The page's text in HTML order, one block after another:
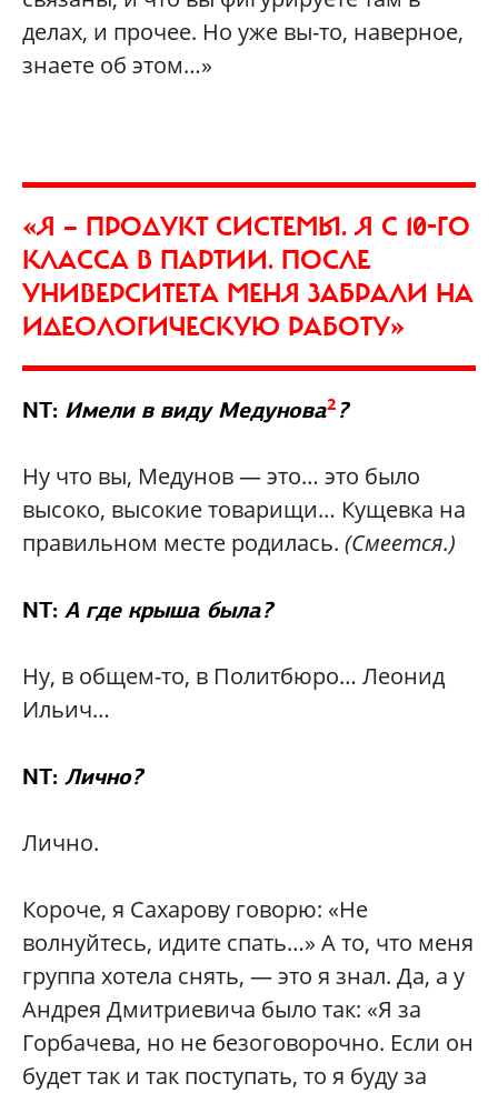
делах, и прочее. Но уже вы-то, наверное,
знаете об этом…»
«Я — ПРОДУКТ СИСТЕМЫ. Я С 10-ГО
КЛАССА В ПАРТИИ. ПОСЛЕ
УНИВЕРСИТЕТА МЕНЯ ЗАБРАЛИ НА
ИДЕОЛОГИЧЕСКУЮ РАБОТУ»
NT: Имели в виду Медунова2 ?
Ну что вы, Медунов — это… это было
высоко, высокие товарищи… Кущевка на
правильном месте родилась. (Смеется.)
NT: А где крыша была?
Ну, в общем-то, в Политбюро… Леонид
Ильич…
NT: Лично?
Лично.
Короче, я Сахарову говорю: «Не
волнуйтесь, идите спать…» А то, что меня
группа хотела снять, — это я знал. Да, а у
Андрея Дмитриевича было так: «Я за
Горбачева, но не безоговорочно. Если он
будет так и так поступать, то я буду за